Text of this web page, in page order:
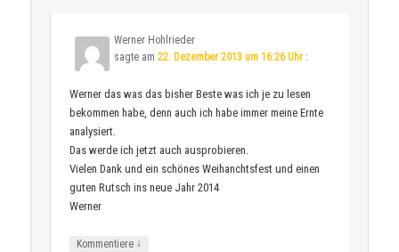
Werner Hohlrieder
sagte am22. Dezember 2013 um 16:26 Uhr :
Werner das was das bisher Beste was ich je zu lesen
bekommen habe, denn auch ich habe immer meine Ernte
analysiert.
Das werde ich jetzt auch ausprobieren.
Vielen Dank und ein schönes Weihanchtsfest und einen
guten Rutsch ins neue Jahr 2014
Werner
Kommentiere ↓